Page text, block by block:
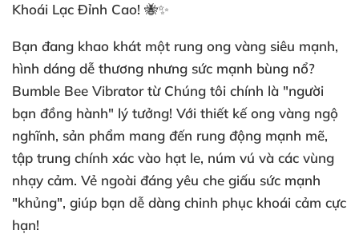
Khoái Lạc Đỉnh Cao! 🐝✨
Bạn đang khao khát một rung ong vàng siêu mạnh,
hình dáng dễ thương nhưng sức mạnh bùng nổ?
Bumble Bee Vibratortừ Chúng tôi chính là "người
bạn đồng hành" lý tưởng! Với thiết kế ong vàng ngộ
nghĩnh, sản phẩm mang đến rung động mạnh mẽ,
tập trung chính xác vào hạt le, núm vú và các vùng
nhạy cảm. Vẻ ngoài đáng yêu che giấu sức mạnh
"khủng", giúp bạn dễ dàng chinh phục khoái cảm cực
hạn!